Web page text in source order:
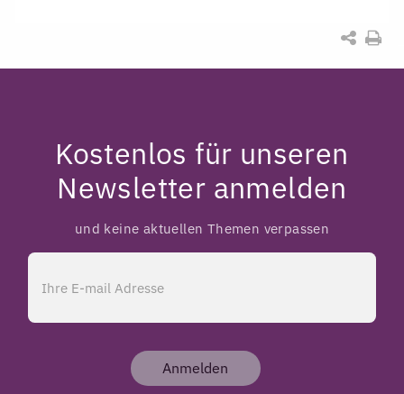
Kostenlos für unseren
Newsletter anmelden
und keine aktuellen Themen verpassen
Anmelden